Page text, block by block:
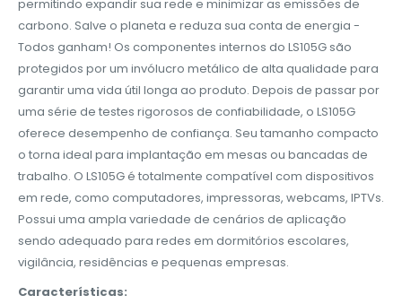
permitindo expandir sua rede e minimizar as emissões de
carbono. Salve o planeta e reduza sua conta de energia -
Todos ganham! Os componentes internos do LS105G são
protegidos por um invólucro metálico de alta qualidade para
garantir uma vida útil longa ao produto. Depois de passar por
uma série de testes rigorosos de confiabilidade, o LS105G
oferece desempenho de confiança. Seu tamanho compacto
o torna ideal para implantação em mesas ou bancadas de
trabalho. O LS105G é totalmente compatível com dispositivos
em rede, como computadores, impressoras, webcams, IPTVs.
Possui uma ampla variedade de cenários de aplicação
sendo adequado para redes em dormitórios escolares,
vigilância, residências e pequenas empresas.
Características: